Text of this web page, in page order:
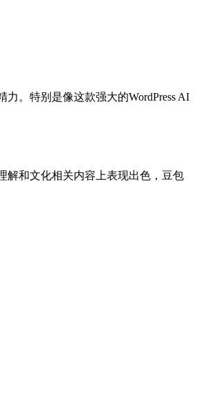
。特别是像这款强大的WordPress AI
解和文化相关内容上表现出色，豆包